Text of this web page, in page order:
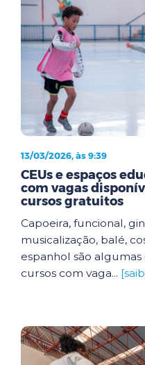
13/03/2026, às 9:39
CEUs e espaços
com vagas
cursos gratuitos
Capoeira, funcional,
musicalização, balé,
espanhol são
cursos com vaga...